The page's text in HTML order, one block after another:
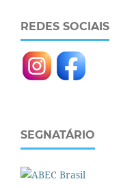
REDES SOCIAIS
SEGNATÁRIO